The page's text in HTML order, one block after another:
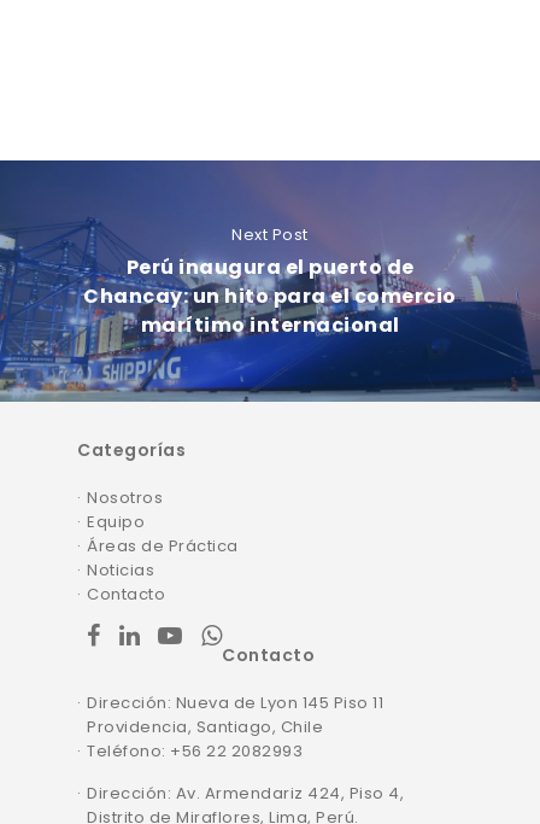
Next Post
Perú inaugura el puerto de
Chancay: un hito para el comercio
marítimo internacional
Categorías
Nosotros
Equipo
Áreas de Práctica
Noticias
Contacto
facebook
linkedinyoutubewhatsapp
Contacto
Dirección: Nueva de Lyon 145 Piso 11
Providencia, Santiago, Chile
Teléfono: +56 22 2082993
Dirección: Av. Armendariz 424, Piso 4,
Distrito de Miraflores, Lima, Perú.